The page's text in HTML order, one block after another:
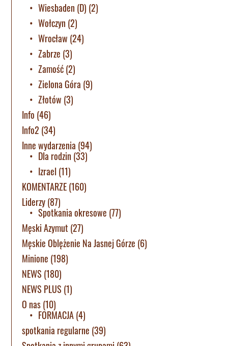
Wiesbaden (D) (2)
Wołczyn (2)
Wrocław (24)
Zabrze (3)
Zamość(2)
Zielona Góra (9)
Złotów (3)
Info (46)
Info2 (34)
Inne wydarzenia (94)
Dla rodzin (33)
Izrael (11)
KOMENTARZE(160)
Liderzy(87)
Spotkania okresowe (77)
Męski Azymut (27)
Męskie Oblężenie Na Jasnej Górze (6)
Minione (198)
NEWS (180)
NEWS PLUS (1)
O nas(10)
FORMACJA(4)
spotkania regularne (39)